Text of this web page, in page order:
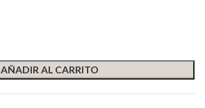
AÑADIR AL CARRITO